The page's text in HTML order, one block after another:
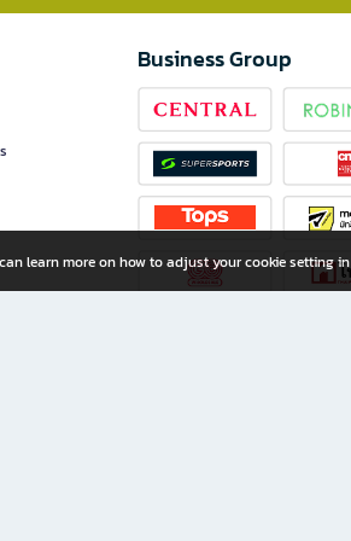
Business Group
learn more on how to adjust your cookie setting in